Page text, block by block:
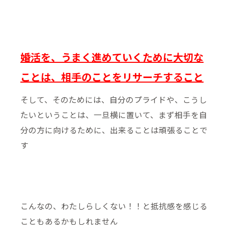
婚活を、うまく進めていくために大切な
ことは、相手のことをリサーチすること
そして、そのためには、自分のプライドや、こうし
たいということは、一旦横に置いて、まず相手を自
分の方に向けるために、出来ることは頑張ることで
す
こんなの、わたしらしくない！！と抵抗感を感じる
こともあるかもしれません